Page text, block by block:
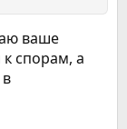
ваше
спорам, а